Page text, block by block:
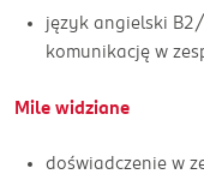
język angielski
komunikację w
Mile widziane
doświadczenie w